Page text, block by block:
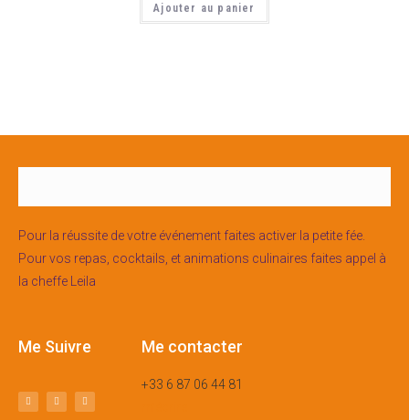
Ajouter au panier
Pour la réussite de votre événement faites activer la petite fée.
Pour vos repas, cocktails, et animations culinaires faites appel à
la cheffe Leila
Me Suivre Me contacter
+33 6 87 06 44 81